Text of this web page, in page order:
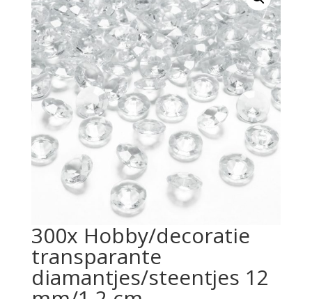
300x Hobby/decoratie
transparante
diamantjes/steentjes 12